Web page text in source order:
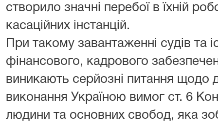
створило значні перебої в їхній
касаційних інстанцій.
При такому завантаженні судів та
фінансового, кадрового
виникають серйозні питання щодо
виконання Україною вимог ст. 6
людини та основних свобод, яка